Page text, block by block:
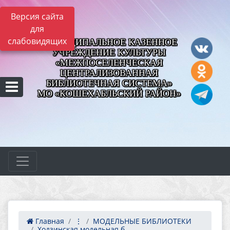
Версия сайта
для
слабовидящихМУНИЦИПАЛЬНОЕ КАЗЕННОЕ
УЧРЕЖДЕНИЕ КУЛЬТУРЫ
«МЕЖПОСЕЛЕНЧЕСКАЯ
ЦЕНТРАЛИЗОВАННАЯ
БИБЛИОТЕЧНАЯ СИСТЕМА»
МО «КОШЕХАБЛЬСКИЙ РАЙОН»
Главная ⋮
МОДЕЛЬНЫЕ БИБЛИОТЕКИ